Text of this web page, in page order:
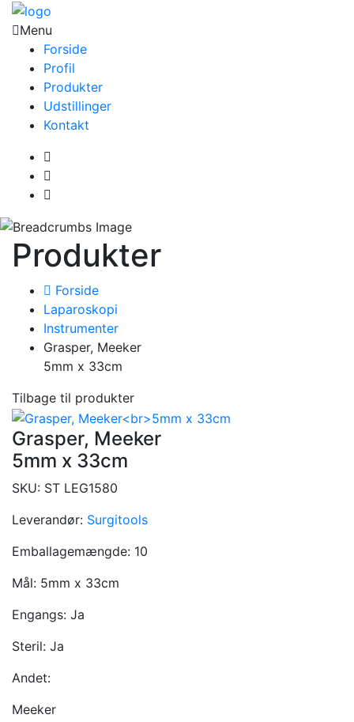
Menu
Forside
Profil
Produkter
Udstillinger
Kontakt
Produkter
Forside
Laparoskopi
Instrumenter
Grasper, Meeker
5mm x 33cm
Tilbage til produkter
Grasper, Meeker
5mm x 33cm
SKU: ST LEG1580
Leverandør: Surgitools
Emballagemængde: 10
Mål: 5mm x 33cm
Engangs: Ja
Steril: Ja
Andet:
Meeker